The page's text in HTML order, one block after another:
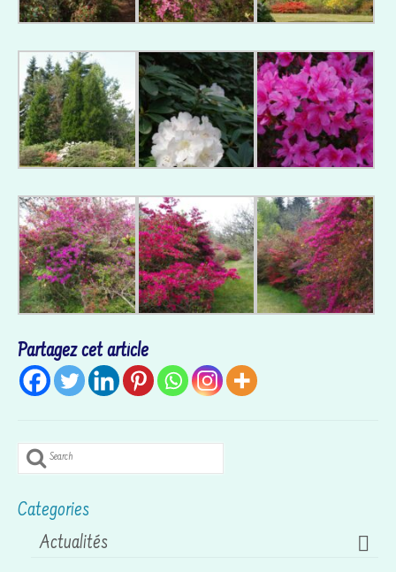
Partagez cet article
Search
for:
Categories
Actualités